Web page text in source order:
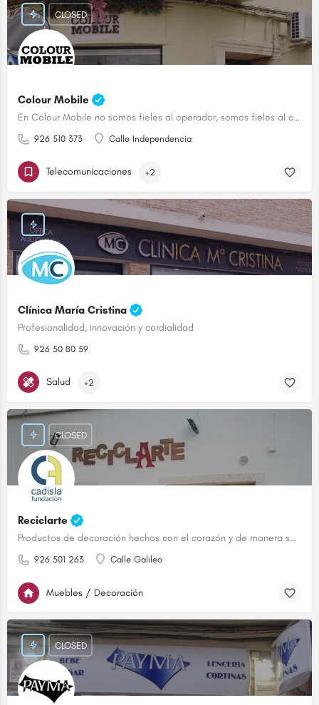
Colour Mobile
En Colour Mobile no somos fieles al operador, somos fieles al cliente
926 510 373 Calle Independencia
CLOSED
Telecomunicaciones +2
Clínica María Cristina
Profesionalidad, innovación y cordialidad
926 50 80 59
Salud +2
Reciclarte
Productos de decoración hechos con el corazón y de manera sostenible.
926 501 263 Calle Galileo
CLOSED
Muebles / Decoración
CLOSED